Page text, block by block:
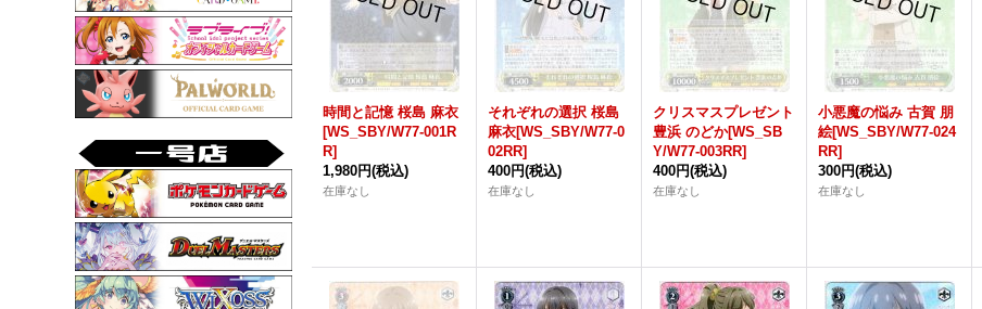
時間と記憶 桜島 麻衣
[WS_SBY/W77-001R
R]
1,980円(税込)
在庫なし
それぞれの選択 桜島
麻衣[WS_SBY/W77-0
02RR]
400円(税込)
在庫なし
クリスマスプレゼント
豊浜 のどか[WS_SB
Y/W77-003RR]
400円(税込)
在庫なし
小悪魔の悩み 古賀 朋
絵[WS_SBY/W77-024
RR]
300円(税込)
在庫なし